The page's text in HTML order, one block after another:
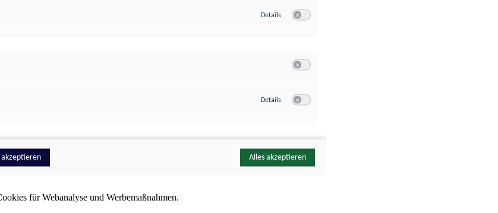
für Webanalyse und Werbemaßnahmen.
Details zu Google Analytics
Details zu YouTube
akzeptieren Alles akzeptieren